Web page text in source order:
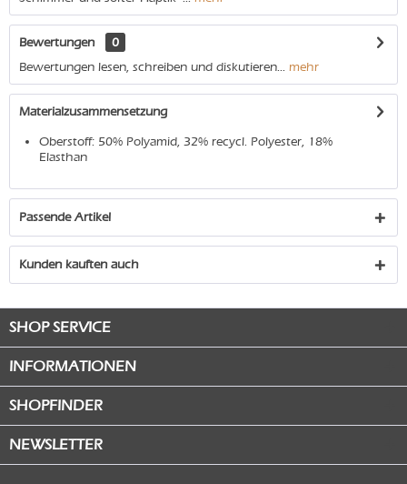
Bewertungen
0
Bewertungen lesen, schreiben und diskutieren... mehr
Materialzusammensetzung
Oberstoff: 50% Polyamid, 32% recycl. Polyester, 18%
Elasthan
Passende Artikel
Kunden kauften auch
SHOP SERVICE
INFORMATIONEN
SHOPFINDER
NEWSLETTER